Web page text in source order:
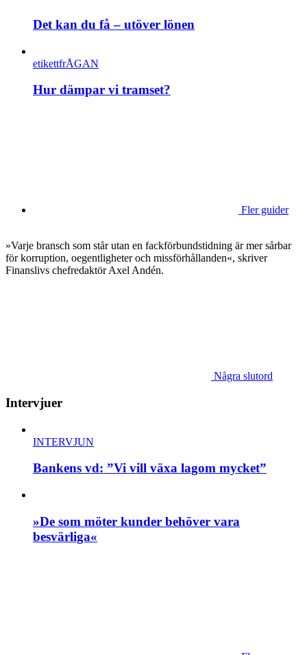
Det kan du få – utöver lönen
etikettfrÅGAN
Hur dämpar vi tramset?
Fler guider
»Varje bransch som står utan en fackförbundstidning är mer sårbar
för korruption, oegentligheter och missförhållanden«, skriver
Finanslivs chefredaktör Axel Andén.
Några slutord
Intervjuer
INTERVJUN
Bankens vd: ”Vi vill växa lagom mycket”
»De som möter kunder behöver vara
besvärliga«